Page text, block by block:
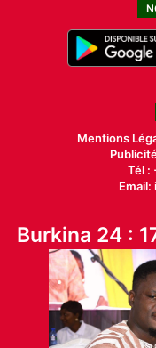
Mentions
Tél :
Burkina 24 :